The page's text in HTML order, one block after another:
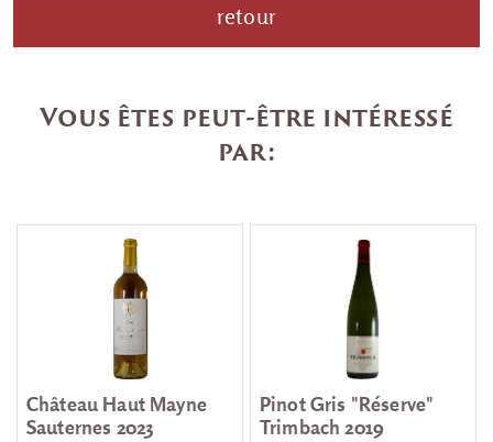
retour
Vous êtes peut-être intéressé
par:
Château Haut Mayne
Sauternes 2023
Pinot Gris "Réserve"
Trimbach 2019